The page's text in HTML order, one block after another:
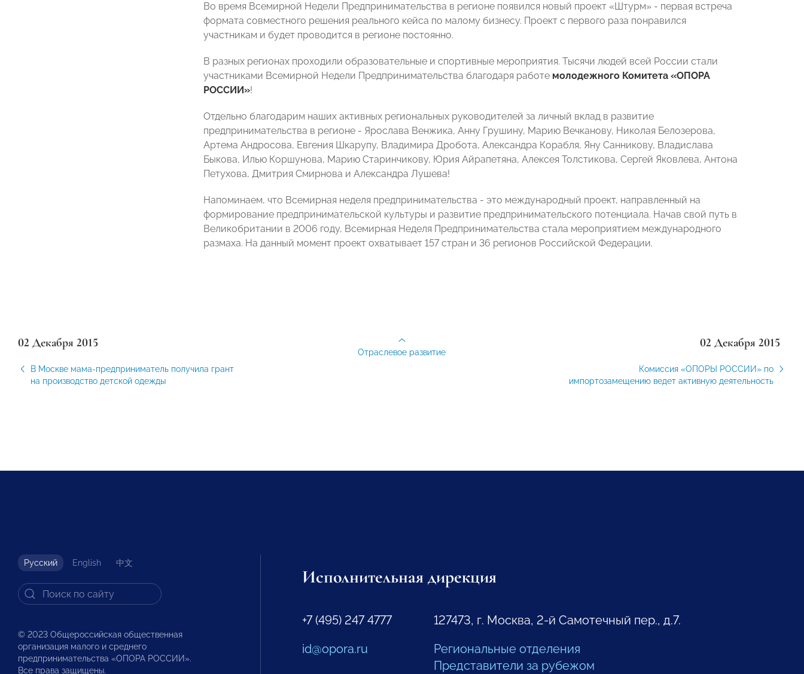
Во время Всемирной Недели Предпринимательства в регионе появился новый проект «Штурм» - первая встреча
формата совместного решения реального кейса по малому бизнесу. Проект с первого раза понравился
участникам и будет проводится в регионе постоянно.
В разных регионах проходили образовательные и спортивные мероприятия. Тысячи людей всей России стали
участниками Всемирной Недели Предпринимательства благодаря работе молодежного Комитета «ОПОРА
РОССИИ»!
Отдельно благодарим наших активных региональных руководителей за личный вклад в развитие
предпринимательства в регионе - Ярослава Венжика, Анну Грушину, Марию Вечканову, Николая Белозерова,
Артема Андросова, Евгения Шкарупу, Владимира Дробота, Александра Корабля, Яну Санникову, Владислава
Быкова, Илью Коршунова, Марию Старинчикову, Юрия Айрапетяна, Алексея Толстикова, Сергей Яковлева, Антона
Петухова, Дмитрия Смирнова и Александра Лушева!
Напоминаем, что Всемирная неделя предпринимательства - это международный проект, направленный на
формирование предпринимательской культуры и развитие предпринимательского потенциала. Начав свой путь в
Великобритании в 2006 году, Всемирная Неделя Предпринимательства стала мероприятием международного
размаха. На данный момент проект охватывает 157 стран и 36 регионов Российской Федерации.
02 Декабря 2015
В Москве мама-предприниматель получила грант
на производство детской одежды
02 Декабря 2015
Комиссия «ОПОРЫ РОССИИ» по
импортозамещению ведет активную деятельность
Отраслевое развитие
Русский English 中文
© 2023 Общероссийская общественная
организация малого и среднего
предпринимательства «ОПОРА РОССИИ».
Все права защищены.
Исполнительная дирекция
+7 (495) 247 4777
id@opora.ru
127473, г. Москва, 2-й Самотечный пер., д.7.
Региональные отделения
Представители за рубежом